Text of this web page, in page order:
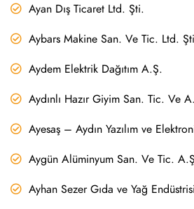
Ayan Dış Ticaret Ltd. Şti.
Aybars Makine San. Ve Tic. Ltd.
Aydem Elektrik Dağıtım A.Ş.
Aydınlı Hazır Giyim San. Tic. Ve
Ayesaş – Aydın Yazılım ve
Aygün Alüminyum San. Ve Tic.
Ayhan Sezer Gıda ve Yağ